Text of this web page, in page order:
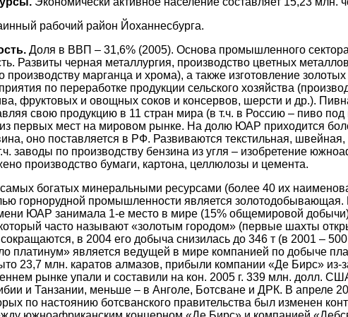
рабочий район Йоханнесбурга.
Доля в ВВП – 31,6% (2005). Основа промышленного
Развиты черная металлургия, производство цветных
производству марганца и хрома), а также изготовление
по переработке продукции сельского хозяйства
фруктовых и овощных соков и консервов, шерсти и др.).
свою продукцию в 11 стран мира (в т.ч. в Россию – пиво
первых мест на мировом рынке. На долю ЮАР приходится
оно поставляется в РФ. Развиваются текстильная,
заводы по производству бензина из угля – изобретение
производство бумаги, картона, целлюлозы и цемента.
богатых минеральными ресурсами (более 40 их
горнорудной промышленности является
ЮАР занимала 1-е место в мире (15% общемировой
часто называют «золотым городом» (первые шахты
в 2004 его добыча снизилась до 346 т (в 2001 –
платинум» является ведущей в мире компанией по добыче
23,7 млн. каратов алмазов, прибыли компании «Де Бирс» из-
рынке упали и составили на кон. 2005 г. 339 млн. долл.
и Танзании, меньше – в Анголе, Ботсване и ДРК. В апреле
по настоянию ботсванского правительства был изменен